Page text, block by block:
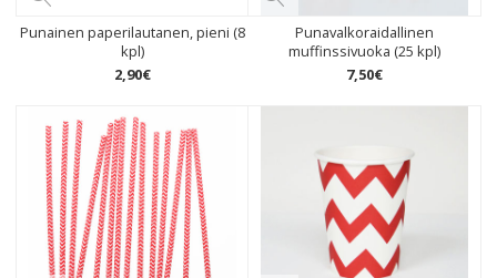
Punainen paperilautanen, pieni (8
kpl)
2,90€
Punavalkoraidallinen
muffinssivuoka (25 kpl)
7,50€